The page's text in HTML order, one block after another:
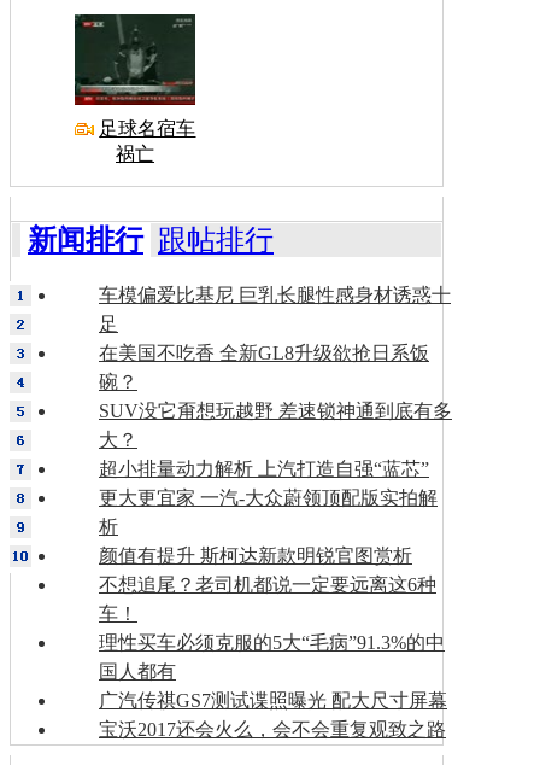
足球名宿车
祸亡
新闻排行 跟帖排行
车模偏爱比基尼 巨乳长腿性感身材诱惑十
足
在美国不吃香 全新GL8升级欲抢日系饭
碗？
SUV没它甭想玩越野 差速锁神通到底有多
大？
超小排量动力解析 上汽打造自强“蓝芯”
更大更宜家 一汽-大众蔚领顶配版实拍解
析
颜值有提升 斯柯达新款明锐官图赏析
不想追尾？老司机都说一定要远离这6种
车！
理性买车必须克服的5大“毛病”91.3%的中
国人都有
广汽传祺GS7测试谍照曝光 配大尺寸屏幕
宝沃2017还会火么，会不会重复观致之路